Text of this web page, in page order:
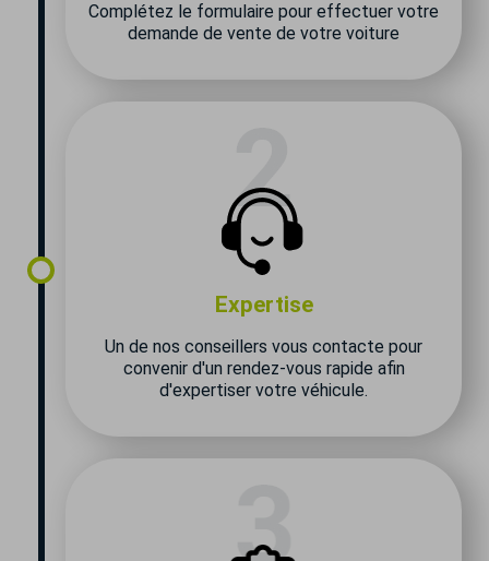
Complétez le formulaire pour effectuer votre
demande de vente de votre voiture
Expertise
Un de nos conseillers vous contacte pour
convenir d'un rendez-vous rapide afin
d'expertiser votre véhicule.